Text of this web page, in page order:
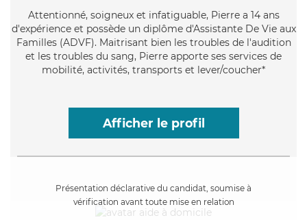
Attentionné, soigneux et infatiguable, Pierre a 14 ans
d'expérience et possède un diplôme d'Assistante De Vie aux
Familles (ADVF). Maitrisant bien les troubles de l'audition
et les troubles du sang, Pierre apporte ses services de
mobilité, activités, transports et lever/coucher*
Afficher le profil
Présentation déclarative du candidat, soumise à
vérification avant toute mise en relation